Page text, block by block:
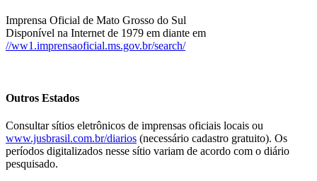
Imprensa Oficial de Mato Grosso do Sul
Disponível na Internet de 1979 em diante em
//ww1.imprensaoficial.ms.gov.br/search/
Outros Estados
Consultar sítios eletrônicos de imprensas oficiais locais ou
www.jusbrasil.com.br/diarios (necessário cadastro gratuito). Os
períodos digitalizados nesse sítio variam de acordo com o diário
pesquisado.